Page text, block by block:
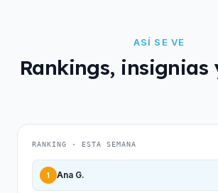
ASÍ SE VE
Rankings, insignias
RANKING · ESTA SEMANA
1 Ana G.